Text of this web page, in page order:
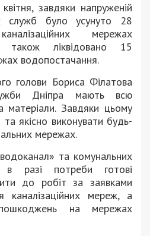
завдяки напруженій
служб було усунуто 28
мережах
також ліквідовано 15
водопостачання.
голови Бориса Філатова
Дніпра мають всю
матеріали. Завдяки цьому
якісно виконувати будь-
мережах.
та комунальних
в разі потреби готові
до робіт за заявками
каналізаційних мереж, а
пошкоджень на мережах